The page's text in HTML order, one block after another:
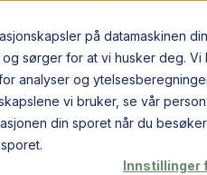
på datamaskinen
sørger for at vi husker deg.
analyser og
vi bruker, se vår
din sporet når du
Innstillinger